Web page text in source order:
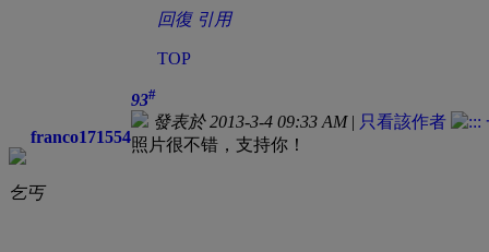
回復 引用
TOP
franco171554
乞丐
93#
發表於 2013-3-4 09:33 AM| 只看該作者
照片很不错，支持你！